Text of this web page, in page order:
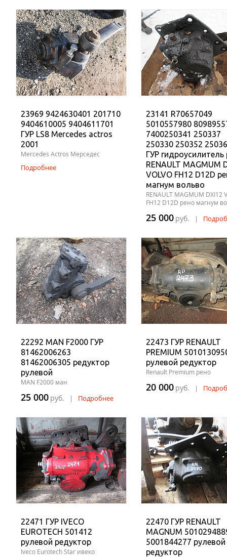
23969 9424630401 201710
9404610005 9404611701
ГУР LS8 Mercedes actros
2001
Mercedes Actros Мерседес
Подробнее
23141 R70657049
5010557980
7400250341 250337
250330 250352
ГУР гидроусилитель
RENAULT MAGMUM
VOLVO FH12 D12D
магнум вольво
RENAULT MAGMUM DXI12
FH12 D12D рено магнум
25 000 руб. |
22292 MAN F2000 ГУР
81462006263
81462006305 редуктор
рулевой
MAN F2000 ман
25 000 руб. | Подробнее
22473 ГУР RENAULT
PREMIUM
рулевой редуктор
Renault Premium рено
20 000 руб. |
22471 ГУР IVECO
EUROTECH 501412
рулевой редуктор
Iveco Eurotech Star ивеко
22470 ГУР RENAULT
MAGNUM
5001844277 рулевой
редуктор